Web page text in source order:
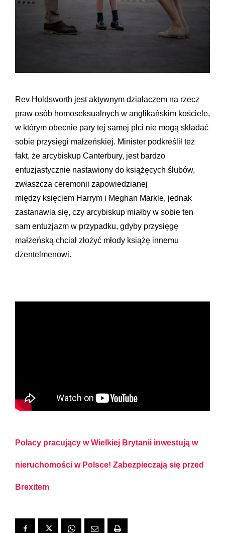
Rev Holdsworth jest aktywnym działaczem na rzecz
praw osób homoseksualnych w anglikańskim kościele,
w którym obecnie pary tej samej płci nie mogą składać
sobie przysięgi małżeńskiej. Minister podkreślił też
fakt, że arcybiskup Canterbury, jest bardzo
entuzjastycznie nastawiony do książęcych ślubów,
zwłaszcza ceremonii zapowiedzianej
między księciem Harrym i Meghan Markle, jednak
zastanawia się, czy arcybiskup miałby w sobie ten
sam entuzjazm w przypadku, gdyby przysięgę
małżeńską chciał złożyć młody książę innemu
dżentelmenowi.
Polacy pracujący w Wielkiej Brytanii inwestują w
nieruchomości w Polsce! Zabezpieczają się przed
Brexitem